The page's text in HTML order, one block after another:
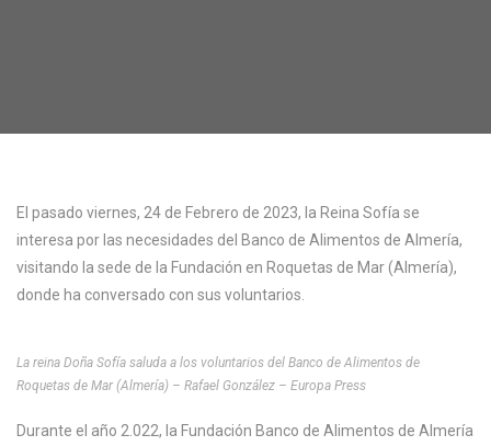
El pasado viernes, 24 de Febrero de 2023, la Reina Sofía se
interesa por las necesidades del Banco de Alimentos de Almería,
visitando la sede de la Fundación en Roquetas de Mar (Almería),
donde ha conversado con sus voluntarios.
La reina Doña Sofía saluda a los voluntarios del Banco de Alimentos de
Roquetas de Mar (Almería) – Rafael González – Europa Press
Durante el año 2.022, la Fundación Banco de Alimentos de Almería